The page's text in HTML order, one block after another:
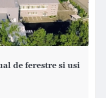
de ferestre si usi